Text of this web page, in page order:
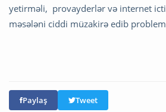
yetirməli, provayderlər və internet
məsələni ciddi müzakirə edib
Paylaş Tweet